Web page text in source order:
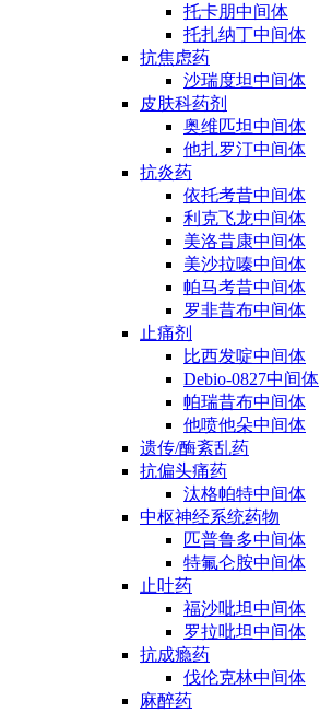
托卡朋中间体
托扎纳丁中间体
抗焦虑药
沙瑞度坦中间体
皮肤科药剂
奥维匹坦中间体
他扎罗汀中间体
抗炎药
依托考昔中间体
利克飞龙中间体
美洛昔康中间体
美沙拉嗪中间体
帕马考昔中间体
罗非昔布中间体
止痛剂
比西发啶中间体
Debio-0827中间体
帕瑞昔布中间体
他喷他朵中间体
遗传/酶紊乱药
抗偏头痛药
汰格帕特中间体
中枢神经系统药物
匹普鲁多中间体
特氟仑胺中间体
止吐药
福沙吡坦中间体
罗拉吡坦中间体
抗成瘾药
伐伦克林中间体
麻醉药